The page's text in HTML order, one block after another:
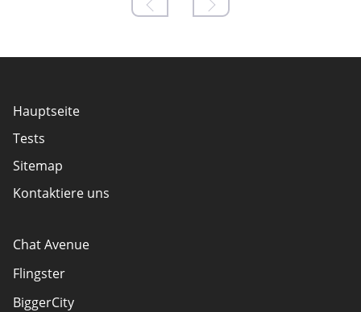
Hauptseite
Tests
Sitemap
Kontaktiere uns
Chat Avenue
Flingster
BiggerCity